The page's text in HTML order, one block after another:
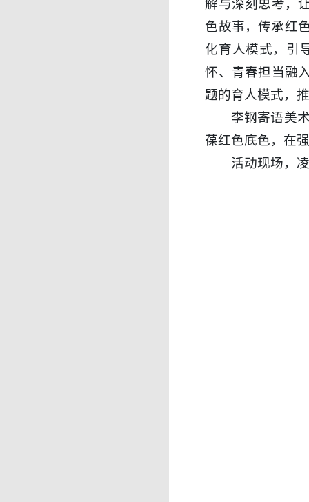
解与深刻思考，
色故事，传承红
化育人模式，引
怀、青春担当融
题的育人模式，
李钢寄语美
葆红色底色，在
活动现场，